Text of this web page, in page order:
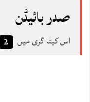
صدر بائیڈن
اس کیٹا گری میں 2